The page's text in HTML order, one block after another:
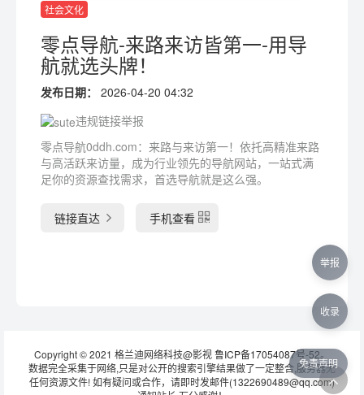
社会文化
零点导航-来路来访皆第一-用导
航就选头牌！
发布日期：
2026-04-20 04:32
违规链接举报
零点导航0ddh.com：来路与来访第一！依托高精准来路
与高活跃来访量，成为行业领先的导航网站，一站式满
足你的资源查找需求，首选导航就是这么强。
链接直达 手机查看
Copyright © 2021 格兰迪网络科技@影视鲁ICP备17054087号-52。
数据完全采集于网络,只是对公开的搜索引擎结果做了一定整合,服务器无
任何资源文件! 如有疑问或合作，请即时发邮件(1322690489@qq.com)
免责声明
举报
收录